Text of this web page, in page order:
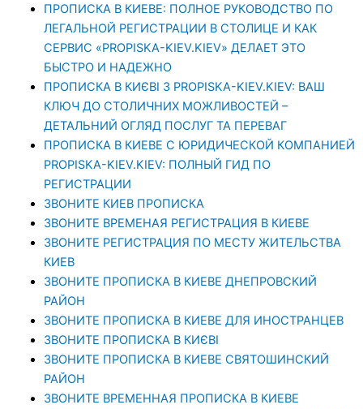
ПРОПИСКА В КИЕВЕ: ПОЛНОЕ РУКОВОДСТВО ПО
ЛЕГАЛЬНОЙ РЕГИСТРАЦИИ В СТОЛИЦЕ И КАК
СЕРВИС «PROPISKA-KIEV.KIEV» ДЕЛАЕТ ЭТО
БЫСТРО И НАДЕЖНО
ПРОПИСКА В КИЄВІ З PROPISKA-KIEV.KIEV: ВАШ
КЛЮЧ ДО СТОЛИЧНИХ МОЖЛИВОСТЕЙ –
ДЕТАЛЬНИЙ ОГЛЯД ПОСЛУГ ТА ПЕРЕВАГ
ПРОПИСКА В КИЕВЕ С ЮРИДИЧЕСКОЙ КОМПАНИЕЙ
PROPISKA-KIEV.KIEV: ПОЛНЫЙ ГИД ПО
РЕГИСТРАЦИИ
ЗВОНИТЕ КИЕВ ПРОПИСКА
ЗВОНИТЕ ВРЕМЕНАЯ РЕГИСТРАЦИЯ В КИЕВЕ
ЗВОНИТЕ РЕГИСТРАЦИЯ ПО МЕСТУ ЖИТЕЛЬСТВА
КИЕВ
ЗВОНИТЕ ПРОПИСКА В КИЕВЕ ДНЕПРОВСКИЙ
РАЙОН
ЗВОНИТЕ ПРОПИСКА В КИЕВЕ ДЛЯ ИНОСТРАНЦЕВ
ЗВОНИТЕ ПРОПИСКА В КИЄВІ
ЗВОНИТЕ ПРОПИСКА В КИЕВЕ СВЯТОШИНСКИЙ
РАЙОН
ЗВОНИТЕ ВРЕМЕННАЯ ПРОПИСКА В КИЕВЕ